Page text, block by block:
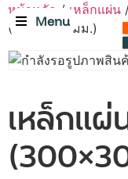
Menu
หน้าหลัก / เหล็กแผ่น
(300×300 มม.)
เหล็กแผ่